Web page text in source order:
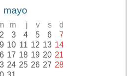
mayo
m j v s d
2 3 4 5 6 7
9 10 11 12 13 14
17 18 19 20 21
24 25 26 27 28